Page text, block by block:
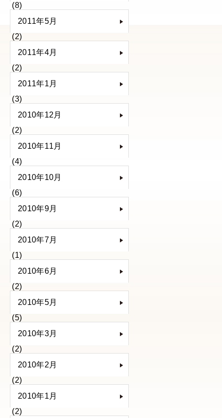
(8)
2011年5月
(2)
2011年4月
(2)
2011年1月
(3)
2010年12月
(2)
2010年11月
(4)
2010年10月
(6)
2010年9月
(2)
2010年7月
(1)
2010年6月
(2)
2010年5月
(5)
2010年3月
(2)
2010年2月
(2)
2010年1月
(2)